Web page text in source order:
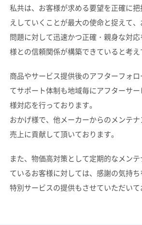
私共は、お客様が求める要望を正確に
えしていくことが最大の使命と捉えて
問題に対して迅速かつ正確・親身な対
様との信頼関係が構築できていると考え
商品やサービス提供後のアフターフォ
てサポート体制も地域毎にアフターサ
様対応を行っております。
おかげ様で、他メーカーからのメンテ
売上に貢献して頂いております。
また、物価高対策として定期的なメン
ているお客様に対しては、感謝の気持ち
特別サービスの提供もさせていただいて